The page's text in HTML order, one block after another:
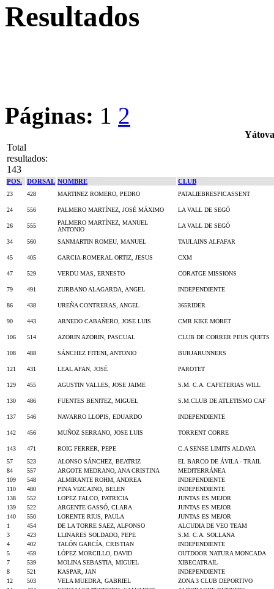
Resultados
Páginas: 1 2
Total
resultados:
143
POS. DORSAL NOMBRE CLUB
23 428 MARTINEZ ROMERO, PEDRO PATALIEBRESPICASSENT
24 556 PALMERO MARTÍNEZ, JOSÉ MÁXIMO LA VALL DE SEGÓ
26 555
PALMERO MARTÍNEZ, MANUEL
ANTONIO
LA VALL DE SEGÓ
34 560 SANMARTIN ROMEU, MANUEL TAULAINS ALFAFAR
45 405 GARCIA-ROMERAL ORTIZ, JESUS CXM
47 529 VERDU MAS, ERNESTO CORATGE MISSIONS
79 491 ZURBANO ALAGARDA, ANGEL INDEPENDIENTE
86 438 UREÑA CONTRERAS, ANGEL 365RIDER
90 443 ARNEDO CABAÑERO, JOSE LUIS CMR KIKE MORET
106 514 AZORIN AZORIN, PASCUAL CLUB DE CORRER PEUS QUETS
108 488 SÁNCHEZ FITENI, ANTONIO BURJARUNNERS
121 431 LEAL AFAN, JOSÉ PAROTET
129 455 AGUSTIN VALLES, JOSE JAIME S.M. C.A. CAFETERIAS WILL
130 486 FUENTES BENITEZ, MIGUEL S.M.CLUB DE ATLETISMO CAF
137 546 NAVARRO LLOPIS, EDUARDO INDEPENDIENTE
142 456 MUÑOZ SERRANO, JOSE LUIS TORRENT CORRE
143 471 ROIG FERRER, PEPE
C.A SENSE LIMITS ALDAYA
57
523 ALONSO SÁNCHEZ, BEATRIZ
EL BARCO DE ÁVILA - TRAIL
84
557 ARGOTE MEDRANO, ANA CRISTINA
MEDITERRÁNEA
109
548 ALMIRANTE ROHM, ANDREA
INDEPENDIENTE
110
480 PINA VIZCAINO, BELEN
INDEPENDIENTE
138
552 LOPEZ FALCO, PATRICIA
JUNTAS ES MEJOR
139
522 ARGENTE GASSÓ, CLARA
JUNTAS ES MEJOR
140
550 LORENTE RIUS, PAULA
JUNTAS ES MEJOR
1
454 DE LA TORRE SAEZ, ALFONSO
ALCUDIA DE VEO TEAM
3
423 LLINARES SOLDADO, PEPE
S.M. C.A. SOLLANA
4
402 TALÓN GARCÍA, CRISTIAN
INDEPENDIENTE
5
459 LÓPEZ MORCILLO, DAVID
OUTDOOR NATURA MONCADA
7
539 MOLINA SEBASTIA, MIGUEL
XIBECATRAIL
8
521 KASPAR, JAN
INDEPENDIENTE
12
503 VELA MUEDRA, GABRIEL
ZONA 3 CLUB DEPORTIVO